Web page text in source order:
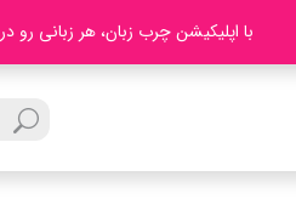
با اپلیکیشن چرب زبان، هر زبانی رو در 80 روز ... قورت بده (دانلود)